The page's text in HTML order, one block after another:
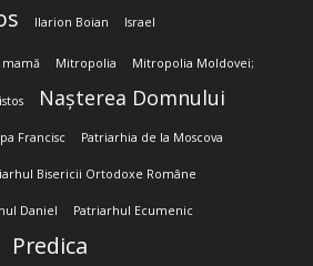
Ilarion Boian Israel
mamă Mitropolia Mitropolia Moldovei;
Nașterea Domnului
Francisc Patriarhia de la Moscova
Bisericii Ortodoxe Române
Daniel Patriarhul Ecumenic
Predica